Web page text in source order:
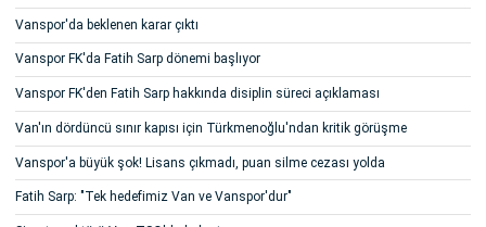
Vanspor'da beklenen karar çıktı
Vanspor FK'da Fatih Sarp dönemi başlıyor
Vanspor FK'den Fatih Sarp hakkında disiplin süreci açıklaması
Van'ın dördüncü sınır kapısı için Türkmenoğlu'ndan kritik görüşme
Vanspor'a büyük şok! Lisans çıkmadı, puan silme cezası yolda
Fatih Sarp: "Tek hedefimiz Van ve Vanspor'dur"